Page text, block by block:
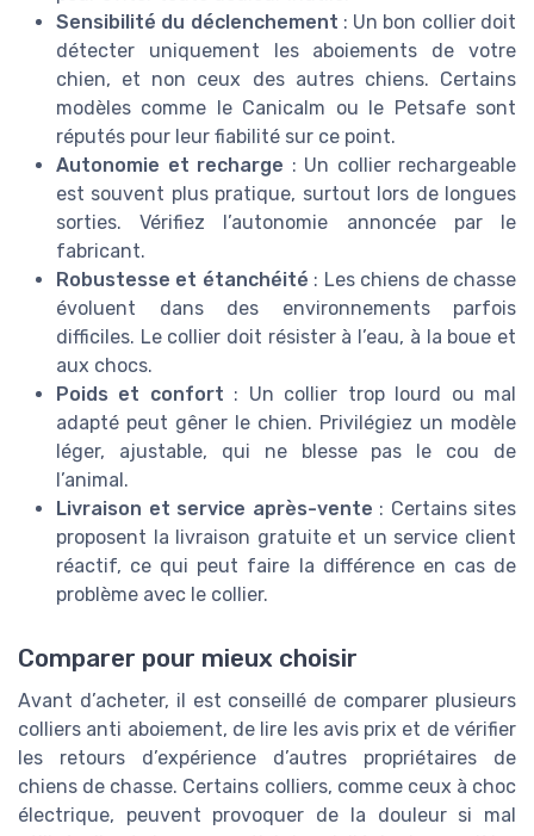
Sensibilité du déclenchement : Un bon collier doit
détecter uniquement les aboiements de votre
chien, et non ceux des autres chiens. Certains
modèles comme le Canicalm ou le Petsafe sont
réputés pour leur fiabilité sur ce point.
Autonomie et recharge : Un collier rechargeable
est souvent plus pratique, surtout lors de longues
sorties. Vérifiez l’autonomie annoncée par le
fabricant.
Robustesse et étanchéité : Les chiens de chasse
évoluent dans des environnements parfois
difficiles. Le collier doit résister à l’eau, à la boue et
aux chocs.
Poids et confort : Un collier trop lourd ou mal
adapté peut gêner le chien. Privilégiez un modèle
léger, ajustable, qui ne blesse pas le cou de
l’animal.
Livraison et service après-vente : Certains sites
proposent la livraison gratuite et un service client
réactif, ce qui peut faire la différence en cas de
problème avec le collier.
Comparer pour mieux choisir
Avant d’acheter, il est conseillé de comparer plusieurs
colliers anti aboiement, de lire les avis prix et de vérifier
les retours d’expérience d’autres propriétaires de
chiens de chasse. Certains colliers, comme ceux à choc
électrique, peuvent provoquer de la douleur si mal